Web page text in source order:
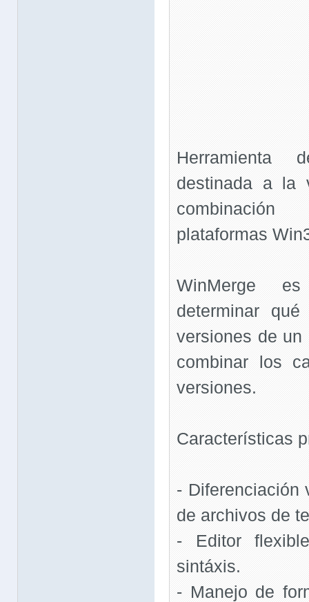
Herramienta
destinada a la
plataformas
WinMerge
determinar
versiones de
combinar los
versiones.
Características
- Diferenciación
de archivos de
- Editor
sintáxis.
- Manejo de